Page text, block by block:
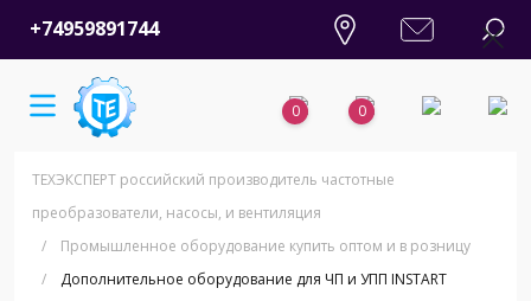
+74959891744
0 0
ТЕХЭКСПЕРТ российский производитель частотные
преобразователи, насосы, и вентиляция
/
Промышленное оборудование купить оптом и в розницу
/
Дополнительное оборудование для ЧП и УПП INSTART